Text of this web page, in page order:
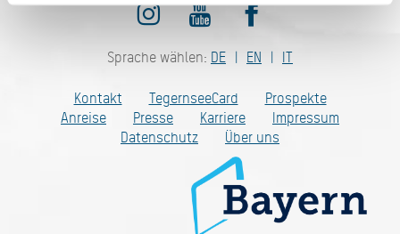
Sprache wählen: DE EN IT
Kontakt TegernseeCard
Prospekte
Anreise
Presse Karriere
Impressum
Datenschutz
Über uns